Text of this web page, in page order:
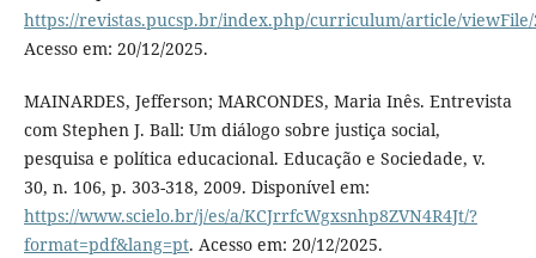
https://revistas.pucsp.br/index.php/curriculum/article/viewFile/
Acesso em: 20/12/2025.
MAINARDES, Jefferson; MARCONDES, Maria Inês. Entrevista
com Stephen J. Ball: Um diálogo sobre justiça social,
pesquisa e política educacional. Educação e Sociedade, v.
30, n. 106, p. 303-318, 2009. Disponível em:
https://www.scielo.br/j/es/a/KCJrrfcWgxsnhp8ZVN4R4Jt/?
format=pdf&lang=pt. Acesso em: 20/12/2025.